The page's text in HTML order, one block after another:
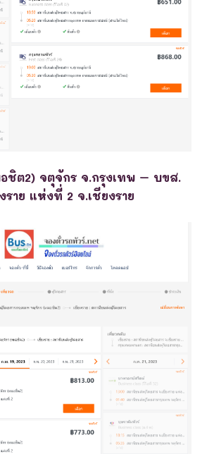
ชิต2) จตุจักร จ.กรุงเทพ – บขส.
ราย แห่งที่ 2 จ.เชียงราย